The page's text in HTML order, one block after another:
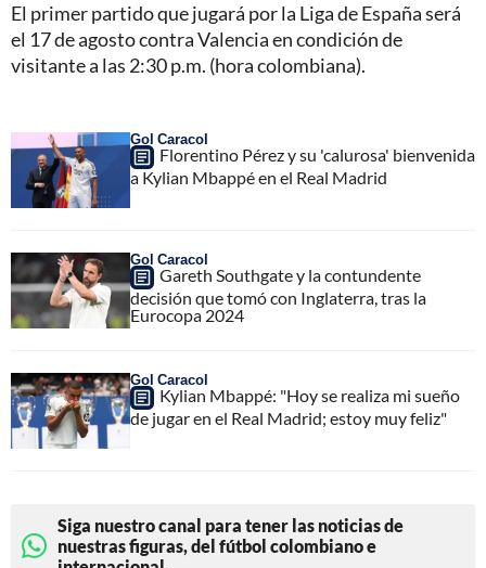
El primer partido que jugará por la Liga de España será
el 17 de agosto contra Valencia en condición de
visitante a las 2:30 p.m. (hora colombiana).
Gol Caracol
Florentino Pérez y su 'calurosa' bienvenida
a Kylian Mbappé en el Real Madrid
Gol Caracol
Gareth Southgate y la contundente
decisión que tomó con Inglaterra, tras la
Eurocopa 2024
Gol Caracol
Kylian Mbappé: "Hoy se realiza mi sueño
de jugar en el Real Madrid; estoy muy feliz"
Siga nuestro canal para tener las noticias de
nuestras figuras, del fútbol colombiano e